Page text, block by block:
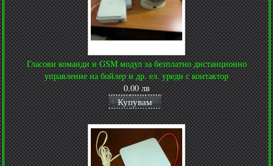
Гласови команди и GSM модул за безплатно дистанционно
управление на бойлер и др. ел. уреди с контактор
0.00 лв
Купувам